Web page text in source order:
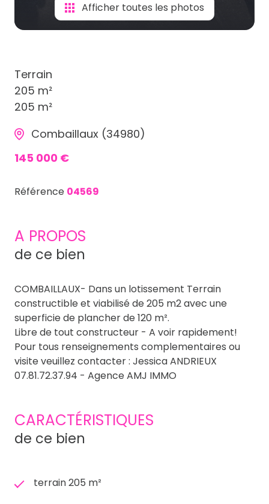
Afficher toutes les photos
Terrain
205 m²
205 m²
Combaillaux (34980)
145 000 €
Référence 04569
A PROPOS
de ce bien
COMBAILLAUX- Dans un lotissement Terrain
constructible et viabilisé de 205 m2 avec une
superficie de plancher de 120 m².
Libre de tout constructeur - A voir rapidement!
Pour tous renseignements complementaires ou
visite veuillez contacter : Jessica ANDRIEUX
07.81.72.37.94 - Agence AMJ IMMO
CARACTÉRISTIQUES
de ce bien
terrain 205 m²